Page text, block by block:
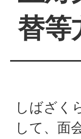
替等
しばざく
して、面